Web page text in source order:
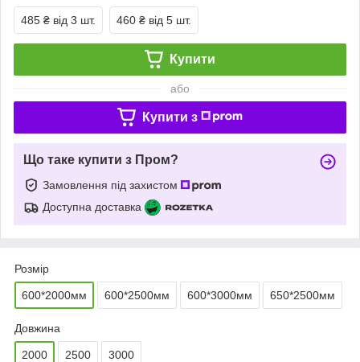
485 ₴ від 3 шт. 460 ₴ від 5 шт.
Купити
або
Купити з
Що таке купити з Пром?
Замовлення під захистом
Доступна доставка
Розмір
600*2000мм 600*2500мм 600*3000мм 650*2500мм
Довжина
2000 2500 3000